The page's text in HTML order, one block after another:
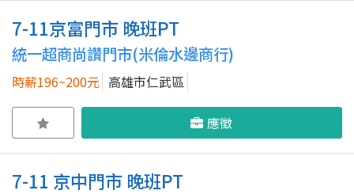
7-11京富門市 晚班PT
統一超商尚讚門市(米倫水邊商行)
時薪196~200元 高雄市仁武區
應徵
7-11 京中門市 晚班PT